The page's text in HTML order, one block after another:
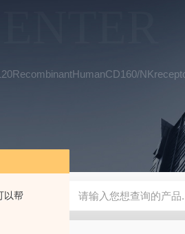
以帮X8200二甲酚橙 63721-83-5